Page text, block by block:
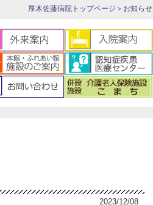
厚木佐藤病院トップページ ＞お知らせ
2023/12/08